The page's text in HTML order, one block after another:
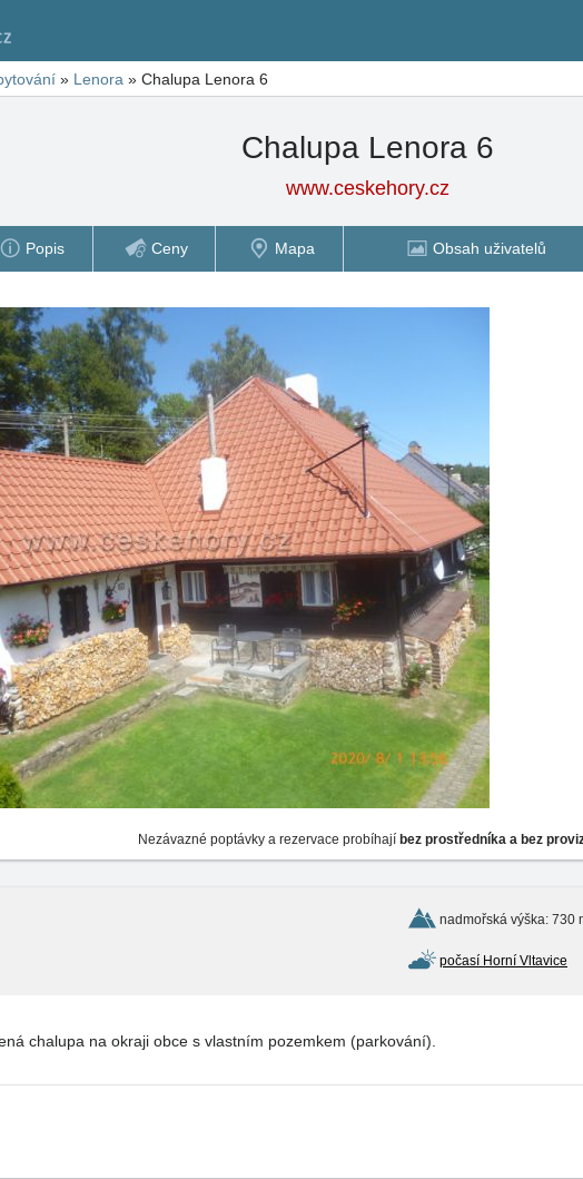
» Lenora » Chalupa Lenora 6
Chalupa Lenora 6
www.ceskehory.cz
Popis Ceny Mapa Obsah uživatelů
Nezávazné poptávky a rezervace probíhají bez prostředníka a bez
nadmořská výška: 730
počasí Horní Vltavice
chalupa na okraji obce s vlastním pozemkem (parkování).